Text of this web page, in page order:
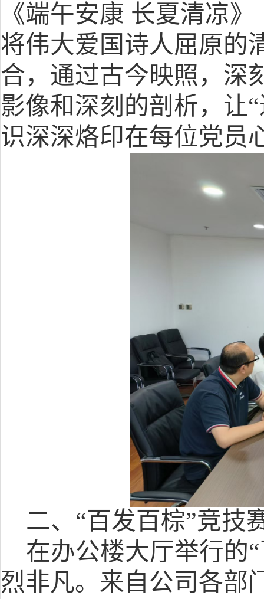
《端午安康 长夏清凉》
将伟大爱国诗人屈原的
合，通过古今映照， 深
影像和深刻的剖析，让
识深深烙印在每位党员
二、 “百发百棕”竞技
在办公楼大厅举行的
烈非凡。来自公司各部